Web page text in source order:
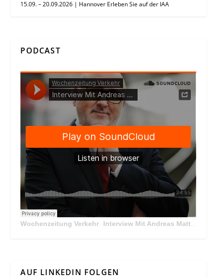
15.09. – 20.09.2026 | Hannover Erleben Sie auf der IAA
PODCAST
Wochenzeitung Verkehr · Interview Mit Andreas Matthä, CEO der ÖBB Holding
AUF LINKEDIN FOLGEN